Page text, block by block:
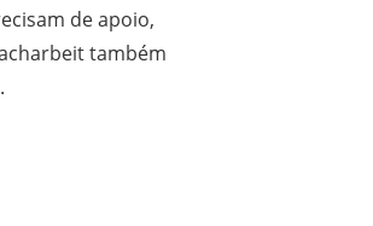
de apoio,
também